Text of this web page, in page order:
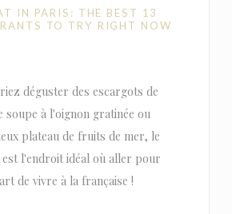
IN PARIS: THE BEST 13
TO TRY RIGHT NOW
déguster des escargots de
soupe à l'oignon gratinée ou
plateau de fruits de mer, le
l'endroit idéal où aller pour
de vivre à la française !